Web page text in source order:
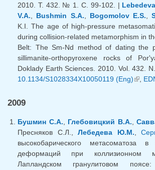
2010. Т. 432. № 1. С. 99-102. |
V.A.
Bushmin S.A. Bogomolov E.S. ,
K.I. The age of high-pressure
during collision-related metamorphism in
Belt: The Sm-Nd method of dating the
sillimanite-orthopyroxene rocks of
Doklady Earth Sciences. 2010. Vol. 432.
10.1134/S1028334X10050119 (Eng)(link
2009
Бушмин С.А., Глебовицкий В.А.,
Пресняков С.Л., Лебедева Ю.М.,
высокобарического метасоматоза в
деформаций при коллизионном
Лапландском гранулитовом поясе: